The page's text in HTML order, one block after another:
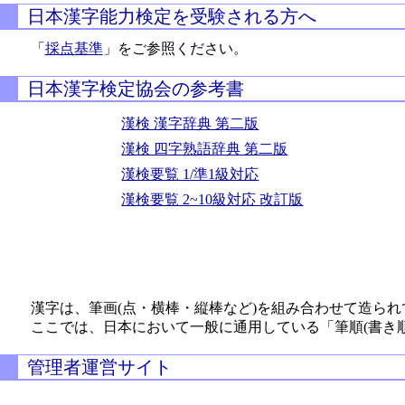
日本漢字能力検定を受験される方へ
「 採点基準」をご参照ください。
日本漢字検定協会の参考書
漢検 漢字辞典 第二版
漢検 四字熟語辞典 第二版
漢検要覧 1/準1級対応
漢検要覧 2~10級対応 改訂版
漢字は、筆画(点・横棒・縦棒など)を組み合わせて造ら
ここでは、日本において一般に通用している「筆順(書
管理者運営サイト